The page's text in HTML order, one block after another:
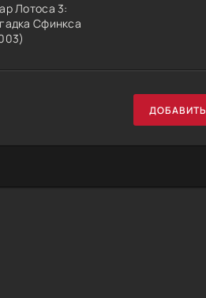
Лотоса 3:
Сфинкса
ДОБАВИТЬ